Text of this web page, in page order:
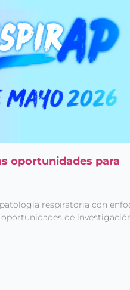
oportunidades para
respiratoria con
de